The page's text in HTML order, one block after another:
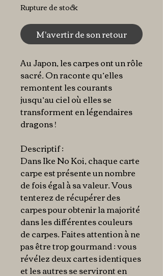
Rupture de stock
M'avertir de son retour
Au Japon, les carpes ont un rôle
sacré. On raconte qu’elles
remontent les courants
jusqu’au ciel où elles se
transforment en légendaires
dragons !
Descriptif :
Dans Ike No Koi, chaque carte
carpe est présente un nombre
de fois égal à sa valeur. Vous
tenterez de récupérer des
carpes pour obtenir la majorité
dans les différentes couleurs
de carpes. Faites attention à ne
pas être trop gourmand : vous
révélez deux cartes identiques
et les autres se serviront en